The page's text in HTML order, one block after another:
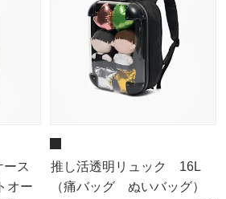
ース
オー
推し活透明リュック 16L
（痛バッグ ぬいバッグ）